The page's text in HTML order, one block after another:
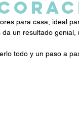
para casa, ideal
un resultado
todo y un paso a